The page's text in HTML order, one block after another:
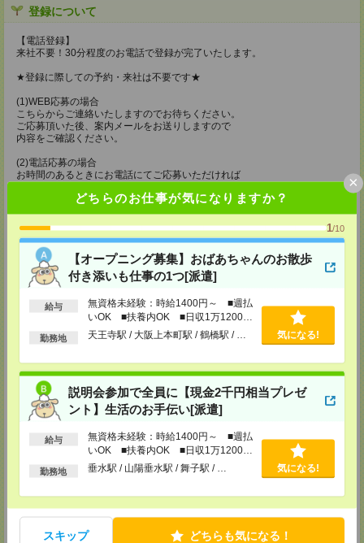
どちらのお仕事が気になりますか？
1/10
【オープニング募集】おばあちゃんのお散歩
付き添いも仕事の1つ[派遣]
給与
無資格未経験：時給1400円～ ■週払
いOK ■扶養内OK ■日収1万1200円
以上
勤務地 天王寺駅 / 大阪上本町駅 / 鶴橋駅 / … 気になる!
説明会参加で全員に【現金2千円相当プレゼ
ント】生活のお手伝い[派遣]
給与
無資格未経験：時給1400円～ ■週払
いOK ■扶養内OK ■日収1万1200円
以上
勤務地 垂水駅 / 山陽垂水駅 / 舞子駅 / … 気になる!
スキップ どちらも気になる！
×
登録について
【電話登録】
来社不要！30分程度のお電話で登録が完了いたします。
★登録に際しての予約・来社は不要です★
(1)WEB応募の場合
こちらからご連絡いたしますのでお待ちください。
ご応募頂いた後、案内メールをお送りしますので
内容をご確認ください。
(2)電話応募の場合
お時間のあるときにお電話にてご応募いただければ
持ち物
【電話登録】
弊社HPよりマイページ作成をお願いします
電話での登録の際に、マイページ作成をいただいた旨をお伝えください。
所要時間
【電話登録】30分程度
・経験やご希望などをインタビュー
・お仕事のご紹介など
CS大阪支店
大阪府大阪市北区堂島2-2-2 近鉄堂島ビル11ＦMAP
TEL：0120-923-052
担当：採用担当
〒542-0076
MAIL：
CS_NANBA@manpowergroup.jp
担当：採用担当